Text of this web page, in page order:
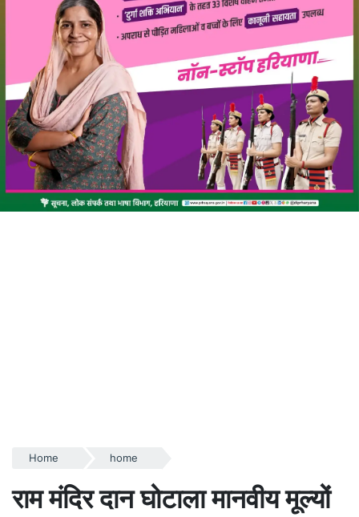
Home home
राम मंदिर दान घोटाला मानवीय मूल्यों